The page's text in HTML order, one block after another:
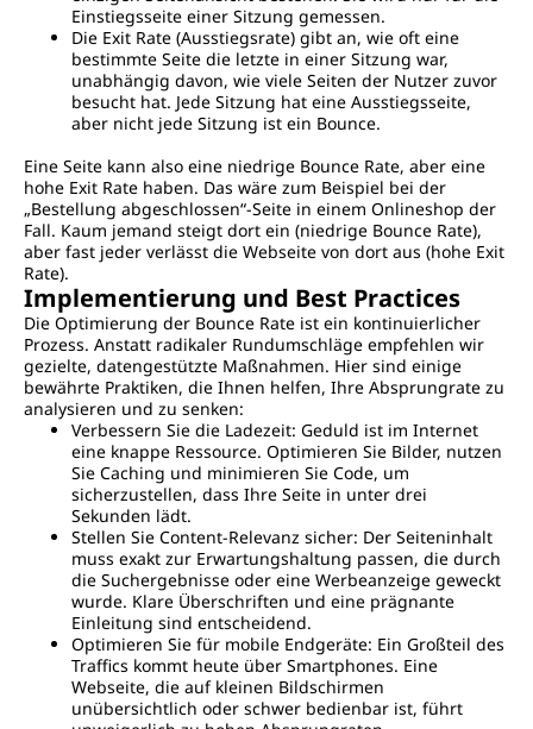
Einstiegsseite einer Sitzung gemessen.
Die Exit Rate (Ausstiegsrate) gibt an, wie oft eine
bestimmte Seite die letzte in einer Sitzung war,
unabhängig davon, wie viele Seiten der Nutzer zuvor
besucht hat. Jede Sitzung hat eine Ausstiegsseite,
aber nicht jede Sitzung ist ein Bounce.
Eine Seite kann also eine niedrige Bounce Rate, aber eine
hohe Exit Rate haben. Das wäre zum Beispiel bei der
„Bestellung abgeschlossen“-Seite in einem Onlineshop der
Fall. Kaum jemand steigt dort ein (niedrige Bounce Rate),
aber fast jeder verlässt die Webseite von dort aus (hohe Exit
Rate).
Implementierung und Best Practices
Die Optimierung der Bounce Rate ist ein kontinuierlicher
Prozess. Anstatt radikaler Rundumschläge empfehlen wir
gezielte, datengestützte Maßnahmen. Hier sind einige
bewährte Praktiken, die Ihnen helfen, Ihre Absprungrate zu
analysieren und zu senken:
Verbessern Sie die Ladezeit: Geduld ist im Internet
eine knappe Ressource. Optimieren Sie Bilder, nutzen
Sie Caching und minimieren Sie Code, um
sicherzustellen, dass Ihre Seite in unter drei
Sekunden lädt.
Stellen Sie Content-Relevanz sicher: Der Seiteninhalt
muss exakt zur Erwartungshaltung passen, die durch
die Suchergebnisse oder eine Werbeanzeige geweckt
wurde. Klare Überschriften und eine prägnante
Einleitung sind entscheidend.
Optimieren Sie für mobile Endgeräte: Ein Großteil des
Traffics kommt heute über Smartphones. Eine
Webseite, die auf kleinen Bildschirmen
unübersichtlich oder schwer bedienbar ist, führt